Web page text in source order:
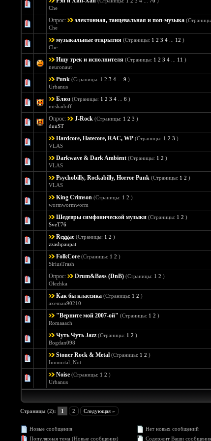
Che
Опрос: электонная, танцевальная и поп-музыка
Che
музыкальные открытия (Страницы: 1 2 3 4 12 )
Che
Ищу трек и исполнителя (Страницы: 1 2 3 4 11 )
neuronaut
Punk (Страницы: 1 2 3 4 9 )
Urbanus
Блюз (Страницы: 1 2 3 4 6 )
mishadoff
Опрос: J-Rock (Страницы: 1 2 3 )
duuST
Hardcore, Hatecore, RAC, WP (Страницы: 1 2 3 )
VLAS
Darkwave & Dark Ambient (Страницы: 1 2 )
VLAS
Psychobilly, Rockabilly, Horror Punk (Страницы: 1 2 )
VLAS
King Crimson (Страницы: 1 2 )
wormwormworm
Шедевры симфонической музыки (Страницы: 1 2 )
SveT76
Reggae (Страницы: 1 2 )
zzashpaupat
FolkCore (Страницы: 1 2 )
SiriusTrash
Опрос: Drum&Bass (DnB) (Страницы: 1 2 )
Olezhka
Как бы классика (Страницы: 1 2 )
axeman90210
"Верните мой 2007-ой" (Страницы: 1 2 )
Romaaach
Чуть Чуть Jazz (Страницы: 1 2 )
Bogdan098
Stoner Rock & Metal (Страницы: 1 2 )
Immortal_Not
Noise (Страницы: 1 2 )
Urbanus
Страницы (2): 1 2 Следующая »
Новые сообщения
Популярная тема (Новые сообщения)
Нет новых сообщений
Содержит Ваши сообщения